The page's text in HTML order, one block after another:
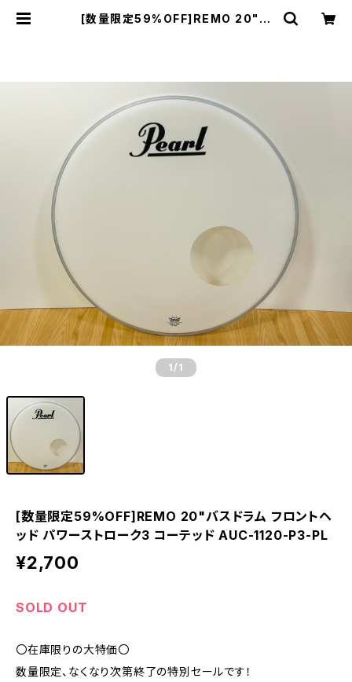
[数量限定59%OFF]REMO 20"バ
1 /1
[数量限定59%OFF]REMO 20"バスドラム フロントヘ
ッド パワーストローク3 コーテッド AUC-1120-P3-PL
¥2,700
SOLD OUT
〇在庫限りの大特価〇
数量限定、なくなり次第終了の特別セールです！